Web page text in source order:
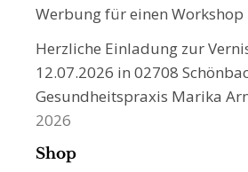
Werbung für einen Workshop
Herzliche Einladung zur
12.07.2026 in 02708
Gesundheitspraxis Marika
2026
Shop